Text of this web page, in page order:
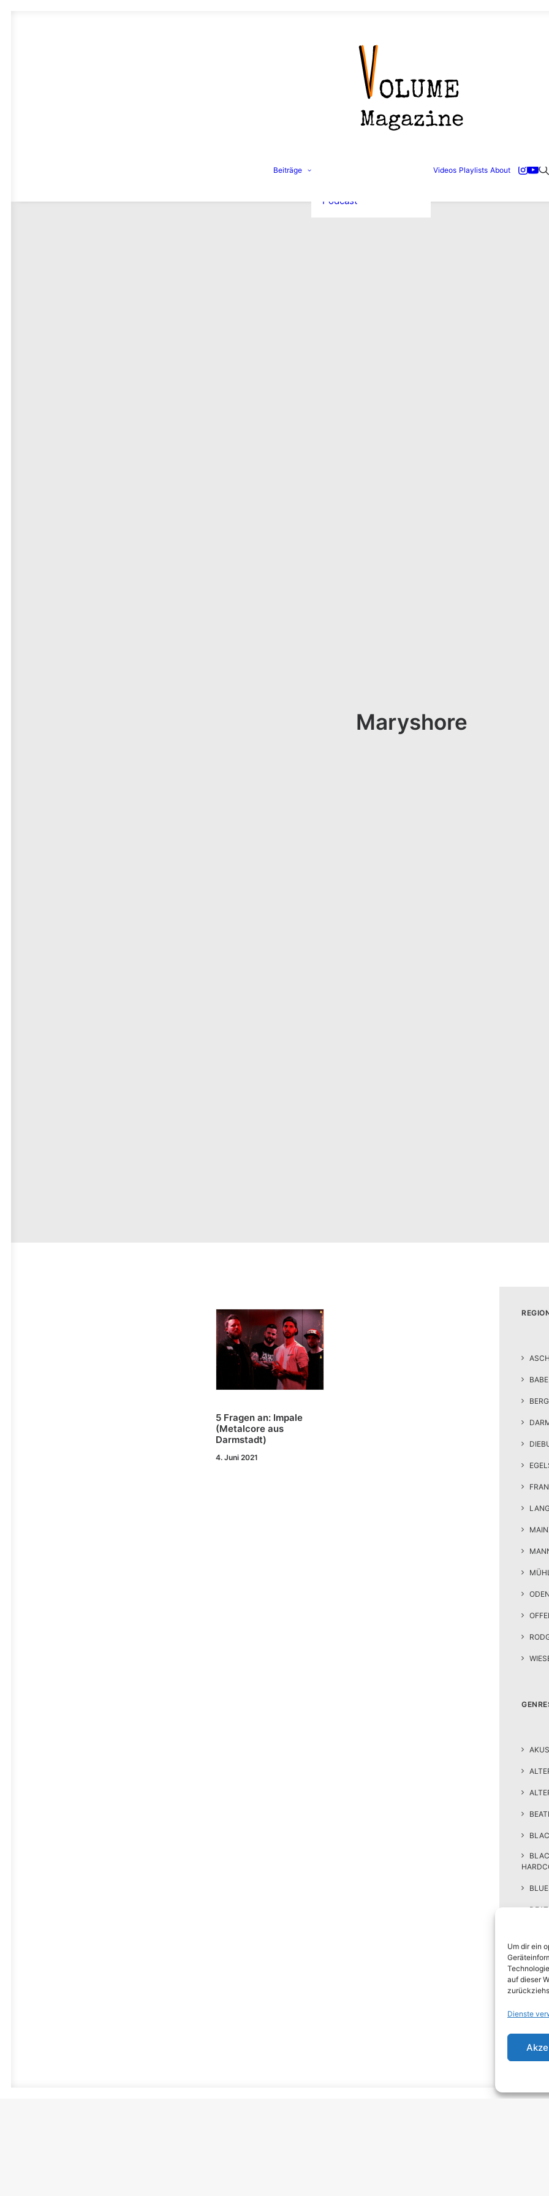
Um dir ein
auf dieser
Dienste
Beiträge
Podcast
Videos Playlists About
Maryshore
5 Fragen an: Impale
(Metalcore aus
Darmstadt)
4. Juni 2021
DJENT
EMO
EMO